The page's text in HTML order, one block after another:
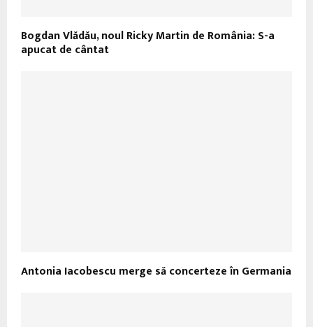
Bogdan Vlădău, noul Ricky Martin de România: S-a
apucat de cântat
Antonia Iacobescu merge să concerteze în Germania